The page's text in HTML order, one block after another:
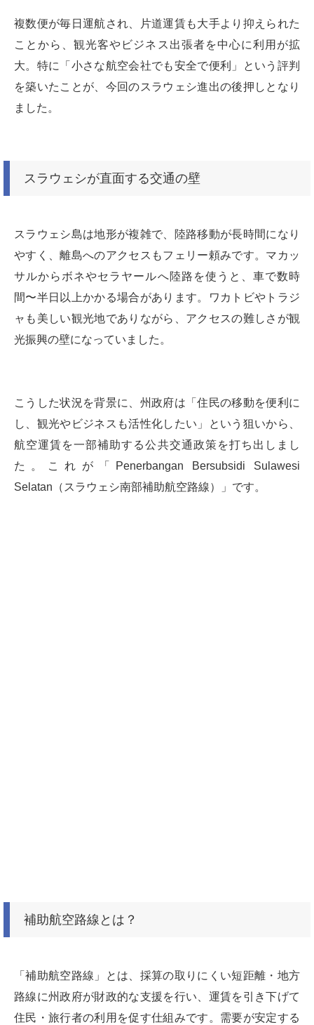
複数便が毎日運航され、片道運賃も大手より抑えられた
ことから、観光客やビジネス出張者を中心に利用が拡
大。特に「小さな航空会社でも安全で便利」という評判
を築いたことが、今回のスラウェシ進出の後押しとなり
ました。
スラウェシが直面する交通の壁
スラウェシ島は地形が複雑で、陸路移動が長時間になり
やすく、離島へのアクセスもフェリー頼みです。マカッ
サルからボネやセラヤールへ陸路を使うと、車で数時
間〜半日以上かかる場合があります。ワカトビやトラジ
ャも美しい観光地でありながら、アクセスの難しさが観
光振興の壁になっていました。
こうした状況を背景に、州政府は「住民の移動を便利に
し、観光やビジネスも活性化したい」という狙いから、
航空運賃を一部補助する公共交通政策を打ち出しまし
た。これが「Penerbangan Bersubsidi Sulawesi
Selatan（スラウェシ南部補助航空路線）」です。
補助航空路線とは？
「補助航空路線」とは、採算の取りにくい短距離・地方
路線に州政府が財政的な支援を行い、運賃を引き下げて
住民・旅行者の利用を促す仕組みです。需要が安定する